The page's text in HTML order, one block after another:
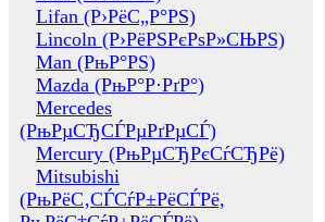
Lifan (Р›РёС„Р°РЅ)
Lincoln (Р›РёРЅРєРѕР»СЊРЅ)
Man (РњР°РЅ)
Mazda (РњР°Р·РґР°)
Mercedes
(РњРµСЂСЃРµРґРµСЃ)
Mercury (РњРµСЂРєСѓСЂРё)
Mitsubishi
(РњРёС‚СЃСѓР±РёСЃРё,